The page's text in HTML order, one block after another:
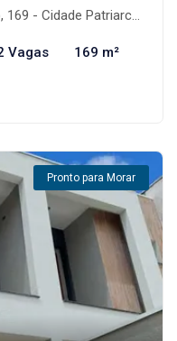
Patriarca, São Paulo-SP
Vagas 169 m²
Pronto para Morar